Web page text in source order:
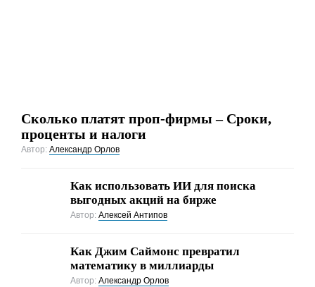
Сколько платят проп-фирмы – Сроки,
проценты и налоги
Автор:Александр Орлов
Как использовать ИИ для поиска
выгодных акций на бирже
Автор:Алексей Антипов
Как Джим Саймонс превратил
математику в миллиарды
Автор:Александр Орлов